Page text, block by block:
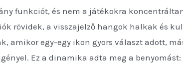
funkciót, és nem a játékokra
rövidek, a visszajelző hangok halkak és
amikor egy-egy ikon gyors választ adott,
Ez a dinamika adta meg a